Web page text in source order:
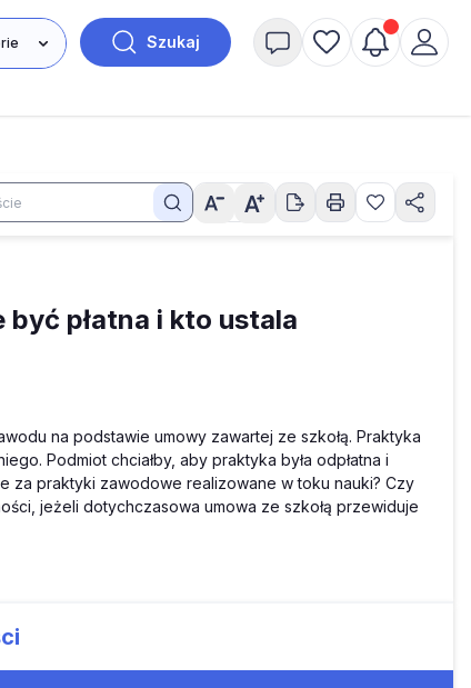
Szukaj
płatna i kto ustala
na podstawie umowy zawartej ze szkołą. Praktyka
Podmiot chciałby, aby praktyka była odpłatna i
za praktyki zawodowe realizowane w toku nauki? Czy
jeżeli dotychczasowa umowa ze szkołą przewiduje